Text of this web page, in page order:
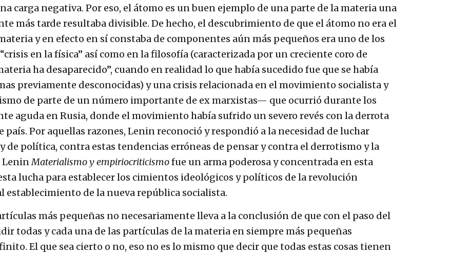
carga negativa. Por eso, el átomo es un buen ejemplo de una parte de la materia una
más tarde resultaba divisible. De hecho, el descubrimiento de que el átomo no era el
y en efecto en sí constaba de componentes aún más pequeños era uno de los
en la física” así como en la filosofía (caracterizada por un creciente coro de
ha desaparecido”, cuando en realidad lo que había sucedido fue que se había
previamente desconocidas) y una crisis relacionada en el movimiento socialista y
de parte de un número importante de ex marxistas— que ocurrió durante los
aguda en Rusia, donde el movimiento había sufrido un severo revés con la derrota
país. Por aquellas razones, Lenin reconoció y respondió a la necesidad de luchar
de política, contra estas tendencias erróneas de pensar y contra el derrotismo y la
LeninMaterialismo y empiriocriticismofue un arma poderosa y concentrada en esta
lucha para establecer los cimientos ideológicos y políticos de la revolución
establecimiento de la nueva república socialista.
más pequeñas no necesariamente lleva a la conclusión de que con el paso del
todas y cada una de las partículas de la materia en siempre más pequeñas
El que sea cierto o no, eso no es lo mismo que decir que todas estas cosas tienen